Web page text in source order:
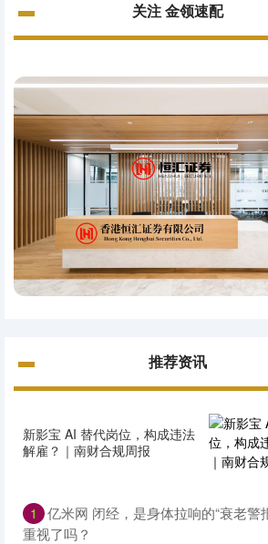
关注 金领速配
推荐资讯
新影宝 AI 替代岗位，构成违法
解雇？｜南财合规周报
1
亿米网 闭经，是身体拉响的“衰老警
重视了吗？